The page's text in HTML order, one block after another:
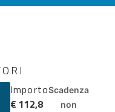
Importo
€ 112,8
Scadenza
non